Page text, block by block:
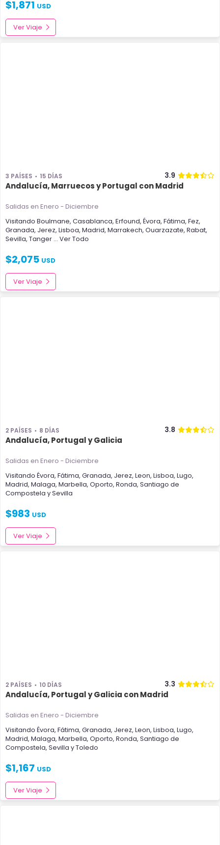
$1,871 USD
Ver Viaje
3 PAÍSES 15 DÍAS 3.9
Andalucía, Marruecos y Portugal con Madrid
Salidas en Enero - Diciembre
Visitando Boulmane, Casablanca, Erfound, Évora, Fátima, Fez,
Granada, Jerez, Lisboa, Madrid, Marrakech, Ouarzazate, Rabat,
Sevilla, Tanger ... Ver Todo
$2,075 USD
Ver Viaje
2 PAÍSES 8 DÍAS 3.8
Andalucía, Portugal y Galicia
Salidas en Enero - Diciembre
Visitando Évora, Fátima, Granada, Jerez, Leon, Lisboa, Lugo,
Madrid, Malaga, Marbella, Oporto, Ronda, Santiago de
Compostela ySevilla
$983 USD
Ver Viaje
2 PAÍSES 10 DÍAS 3.3
Andalucía, Portugal y Galicia con Madrid
Salidas en Enero - Diciembre
Visitando Évora, Fátima, Granada, Jerez, Leon, Lisboa, Lugo,
Madrid, Malaga, Marbella, Oporto, Ronda, Santiago de
Compostela, Sevilla yToledo
$1,167 USD
Ver Viaje